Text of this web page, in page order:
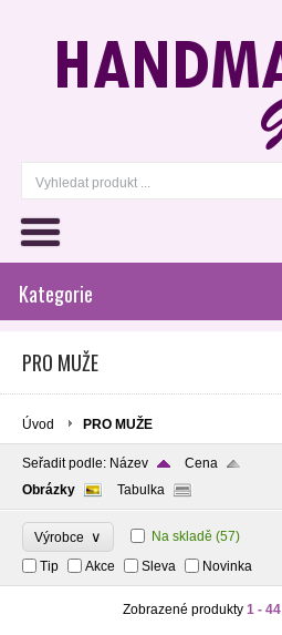
Kategorie
PRO MUŽE
Úvod PRO MUŽE
Seřadit podle: Název
Cena
Obrázky
Tabulka
Výrobce ∨ Na skladě (57)
Tip
Akce Sleva Novinka
Zobrazené produkty 1 - 44